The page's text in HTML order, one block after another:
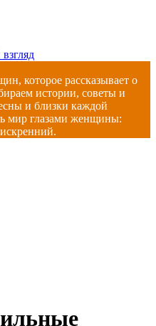
которое рассказывает о
истории, советы и
и близки каждой
мир глазами женщины: